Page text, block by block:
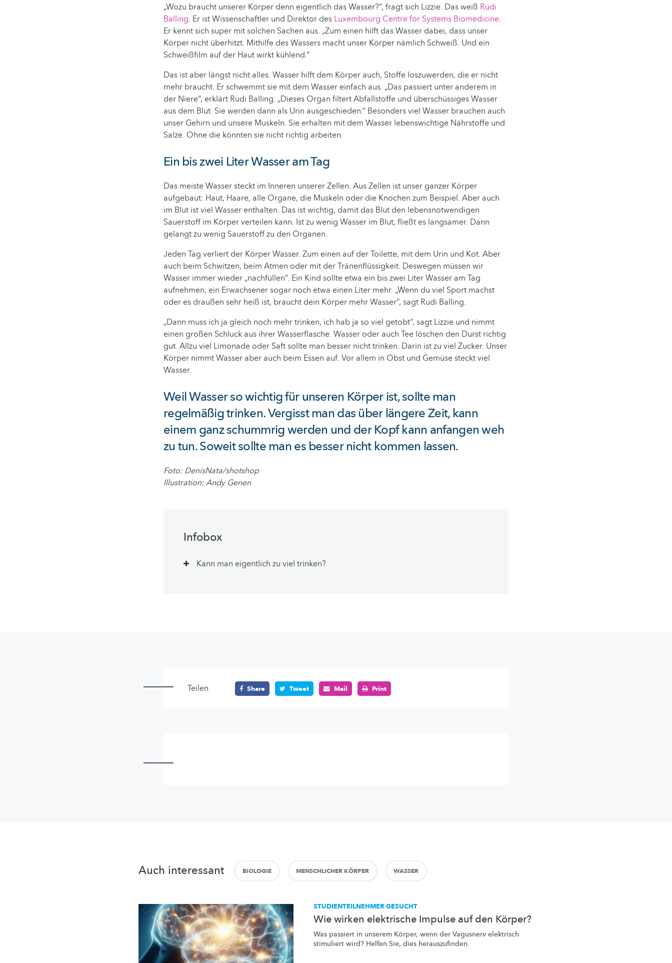
„Wozu braucht unserer Körper denn eigentlich das Wasser?“, fragt sich Lizzie. Das weiß Rudi
Balling. Er ist Wissenschaftler und Direktor des Luxembourg Centre for Systems Biomedicine.
Er kennt sich super mit solchen Sachen aus. „Zum einen hilft das Wasser dabei, dass unser
Körper nicht überhitzt. Mithilfe des Wassers macht unser Körper nämlich Schweiß. Und ein
Schweißfilm auf der Haut wirkt kühlend.“
Das ist aber längst nicht alles. Wasser hilft dem Körper auch, Stoffe loszuwerden, die er nicht
mehr braucht. Er schwemmt sie mit dem Wasser einfach aus. „Das passiert unter anderem in
der Niere“, erklärt Rudi Balling. „Dieses Organ filtert Abfallstoffe und überschüssiges Wasser
aus dem Blut. Sie werden dann als Urin ausgeschieden.“ Besonders viel Wasser brauchen auch
unser Gehirn und unsere Muskeln. Sie erhalten mit dem Wasser lebenswichtige Nährstoffe und
Salze. Ohne die könnten sie nicht richtig arbeiten.
Ein bis zwei Liter Wasser am Tag
Das meiste Wasser steckt im Inneren unserer Zellen. Aus Zellen ist unser ganzer Körper
aufgebaut: Haut, Haare, alle Organe, die Muskeln oder die Knochen zum Beispiel. Aber auch
im Blut ist viel Wasser enthalten. Das ist wichtig, damit das Blut den lebensnotwendigen
Sauerstoff im Körper verteilen kann. Ist zu wenig Wasser im Blut, fließt es langsamer. Dann
gelangt zu wenig Sauerstoff zu den Organen.
Jeden Tag verliert der Körper Wasser. Zum einen auf der Toilette, mit dem Urin und Kot. Aber
auch beim Schwitzen, beim Atmen oder mit der Tränenflüssigkeit. Deswegen müssen wir
Wasser immer wieder „nachfüllen“. Ein Kind sollte etwa ein bis zwei Liter Wasser am Tag
aufnehmen, ein Erwachsener sogar noch etwa einen Liter mehr. „Wenn du viel Sport machst
oder es draußen sehr heiß ist, braucht dein Körper mehr Wasser“, sagt Rudi Balling.
„Dann muss ich ja gleich noch mehr trinken, ich hab ja so viel getobt“, sagt Lizzie und nimmt
einen großen Schluck aus ihrer Wasserflasche. Wasser oder auch Tee löschen den Durst richtig
gut. Allzu viel Limonade oder Saft sollte man besser nicht trinken. Darin ist zu viel Zucker. Unser
Körper nimmt Wasser aber auch beim Essen auf. Vor allem in Obst und Gemüse steckt viel
Wasser.
Weil Wasser so wichtig für unseren Körper ist, sollte man
regelmäßig trinken. Vergisst man das über längere Zeit, kann
einem ganz schummrig werden und der Kopf kann anfangen weh
zu tun. Soweit sollte man es besser nicht kommen lassen.
Foto: DenisNata/shotshop
Illustration: Andy Genen
Infobox
Kann man eigentlich zu viel trinken?
Teilen Share Tweet Mail Print
Auch interessant BIOLOGIE MENSCHLICHER KÖRPER WASSER
STUDIENTEILNEHMER GESUCHT
Wie wirken elektrische Impulse auf den Körper?
Was passiert in unserem Körper, wenn der Vagusnerv elektrisch
stimuliert wird? Helfen Sie, dies herauszufinden.